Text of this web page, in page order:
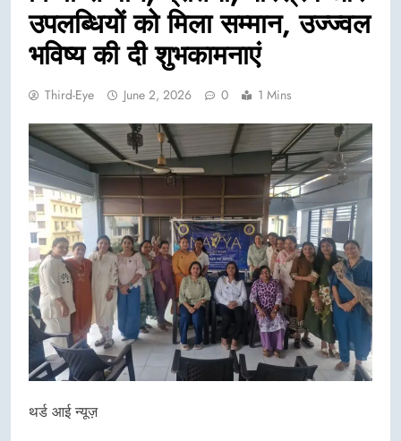
उपलब्धियों को मिला सम्मान, उज्ज्वल
भविष्य की दी शुभकामनाएं
Third-Eye June 2, 2026 0 1 Mins
थर्ड आई न्यूज़